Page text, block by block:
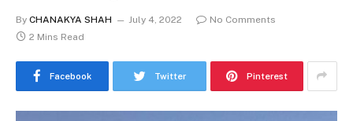
By CHANAKYA SHAH July 4, 2022
No Comments
2 Mins Read
Facebook Twitter Pinterest